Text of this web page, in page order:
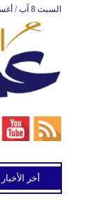
السبت 8 آب / أغسطس 2026
أخر الأخبار